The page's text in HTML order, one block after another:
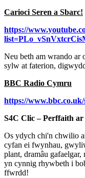
Carioci Seren a Sbarc!
https://
Neu beth am wrando ar
sylw at faterion,
BBC Radio Cymru
https://
S4C Clic – Perffaith
Os ydych chi'n chwilio
cyfan ei fwynhau,
plant, dramâu
yn cynnig rhywbeth i
ffwrdd!